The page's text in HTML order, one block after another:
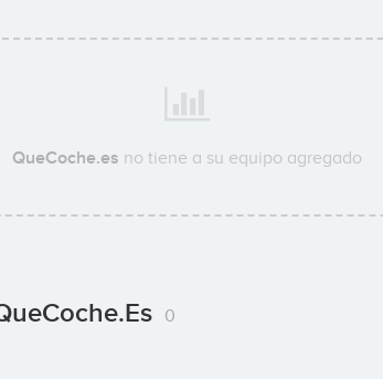
QueCoche.es no tiene a su equipo agregado
0